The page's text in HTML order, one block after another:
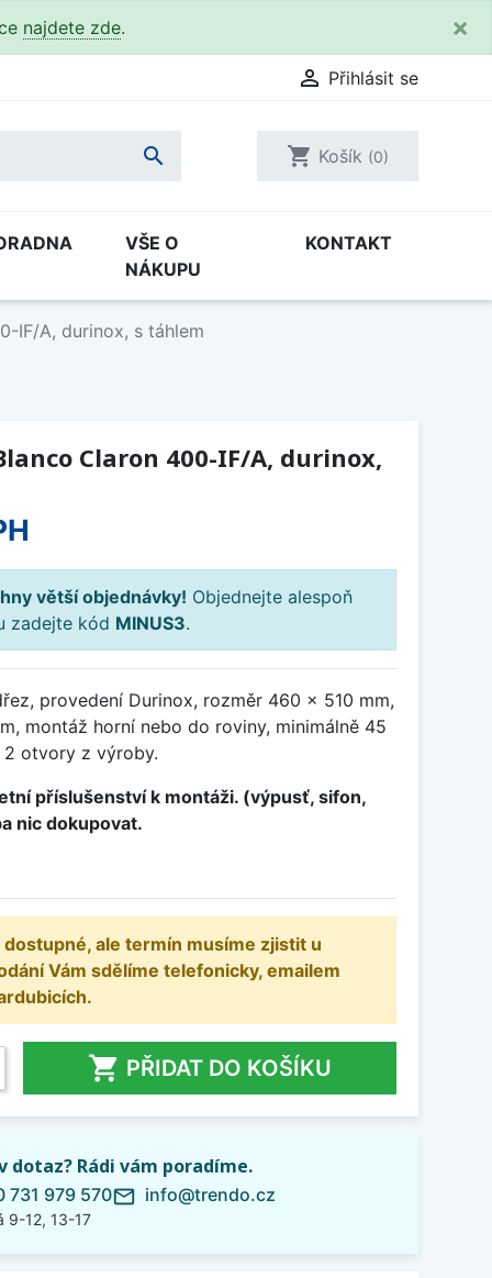
najdete zde. ×
 Přihlásit se
 shopping_cart Košík (0)
VŠE O
NÁKUPU
KONTAKT
IF/A, durinox, s táhlem
Claron 400-IF/A, durinox,
větší objednávky! Objednejte alespoň
zadejte kód MINUS3.
provedení Durinox, rozměr 460 x 510 mm,
montáž horní nebo do roviny, minimálně 45
2 otvory z výroby.
příslušenství k montáži. (výpusť, sifon,
nic dokupovat.
ale termín musíme zjistit u
Vám sdělíme telefonicky, emailem
 PŘIDAT DO KOŠÍKU
dotaz? Rádi vám poradíme.
731 979 570
9-12, 13-17
mail_outline info@trendo.cz